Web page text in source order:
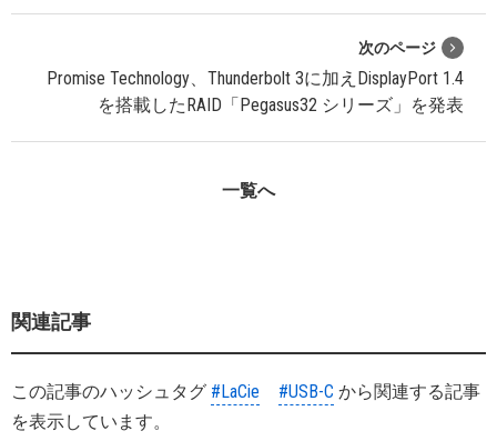
次のページ
Promise Technology、Thunderbolt 3に加えDisplayPort 1.4
を搭載したRAID「Pegasus32 シリーズ」を発表
一覧へ
関連記事
この記事のハッシュタグ #LaCie #USB-C から関連する記事
を表示しています。